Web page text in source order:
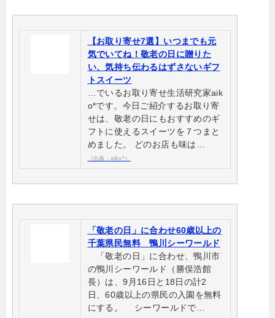
【お取り寄せ7選】いつまでも元
気でいてね！敬老の日に贈りた
い、気持ち伝わるはずさないギフ
トスイーツ
…でいるお取り寄せ生活研究家aik
o*です。今日ご紹介するお取り寄
せは、敬老の日にもおすすめのギ
フトに使えるスイーツを７つまと
めました。 どのお店も味は…
（出典：aiko*）
「敬老の日」に合わせ60歳以上の
千葉県民無料 鴨川シーワールド
「敬老の日」に合わせ、鴨川市
の鴨川シーワールド（勝俣浩館
長）は、9月16日と18日の計2
日、60歳以上の県民の入園を無料
にする。 シーワールドで…